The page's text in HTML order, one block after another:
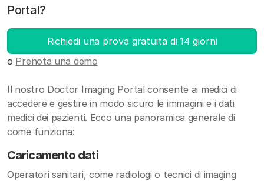
Portal?
Richiedi una prova gratuita di 14 giorni
o Prenota una demo
Il nostro Doctor Imaging Portal consente ai medici di
accedere e gestire in modo sicuro le immagini e i dati
medici dei pazienti. Ecco una panoramica generale di
come funziona:
Caricamento dati
Operatori sanitari, come radiologi o tecnici di imaging